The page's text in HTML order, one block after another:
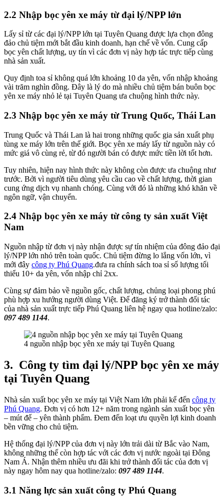
2.2 Nhập bọc yên xe máy từ đại lý/NPP lớn
Lấy sỉ từ các đại lý/NPP lớn tại Tuyên Quang được lựa chọn đông
đảo chủ tiệm mới bắt đầu kinh doanh, hạn chế về vốn. Cung cấp
bọc yên chất lượng, uy tín vì các đơn vị này hợp tác trực tiếp cùng
nhà sản xuất.
Quy định toa sỉ không quá lớn khoảng 10 da yên, vốn nhập khoảng
vài trăm nghìn đồng. Đây là lý do mà nhiều chủ tiệm bán buôn bọc
yên xe máy nhỏ lẻ tại Tuyên Quang ưa chuộng hình thức này.
2.3 Nhập bọc yên xe máy từ Trung Quốc, Thái Lan
Trung Quốc và Thái Lan là hai trong những quốc gia sản xuất phụ
tùng xe máy lớn trên thế giới. Bọc yên xe máy lấy từ nguồn này có
mức giá vô cùng rẻ, từ đó người bán có được mức tiền lời tốt hơn.
Tuy nhiên, hiện nay hình thức này không còn được ưa chuộng như
trước. Bởi vì người tiêu dùng yêu cầu cao về chất lượng, thời gian
cung ứng dịch vụ nhanh chóng. Cùng với đó là những khó khăn về
ngôn ngữ, vận chuyển.
2.4 Nhập bọc yên xe máy từ công ty sản xuất Việt
Nam
Nguồn nhập từ đơn vị này nhận được sự tín nhiệm của đông đảo đại
lý/NPP lớn nhỏ trên toàn quốc. Chủ tiệm đừng lo lắng vốn lớn, vì
mới đây công ty Phú Quang.đưa ra chính sách toa sỉ số lượng tối
thiểu 10+ da yên, vốn nhập chỉ 2xx.
Cùng sự đảm bảo về nguồn gốc, chất lượng, chủng loại phong phú
phù hợp xu hướng người dùng Việt. Để đăng ký trở thành đối tác
của nhà sản xuất trực tiếp Phú Quang liên hệ ngay qua hotline/zalo:
097 489 1144.
4 nguồn nhập bọc yên xe máy tại Tuyên Quang
3. Công ty tìm đại lý/NPP bọc yên xe máy
tại Tuyên Quang
Nhà sản xuất bọc yên xe máy tại Việt Nam lớn phải kể đến công ty
Phú Quang. Đơn vị có hơn 12+ năm trong ngành sản xuất bọc yên
– mút đế – yên thành phẩm. Đem đến loạt ưu quyền lợi kinh doanh
bền vững cho chủ tiệm.
Hệ thống đại lý/NPP của đơn vị này lớn trải dài từ Bắc vào Nam,
không những thế còn hợp tác với các đơn vị nước ngoài tại Đông
Nam Á. Nhận thêm nhiều ưu đãi khi trở thành đối tác của đơn vị
này ngay hôm nay qua hotline/zalo: 097 489 1144.
3.1 Năng lực sản xuất công ty Phú Quang